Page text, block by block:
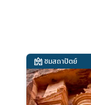
ชมสถาปัตย์